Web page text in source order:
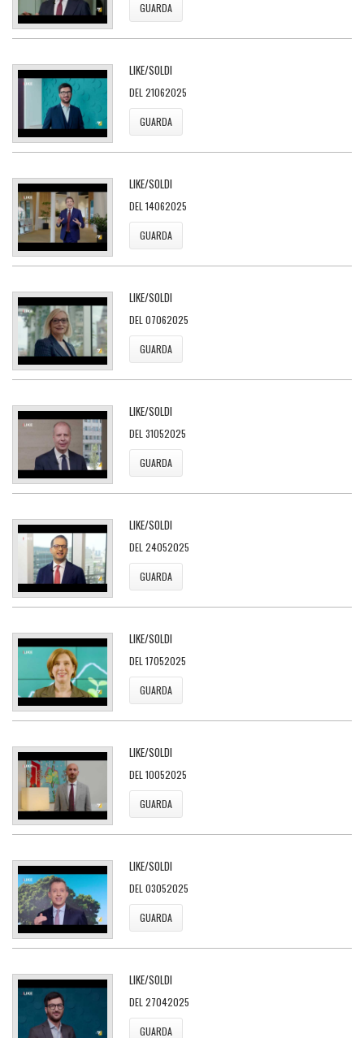
GUARDA
LIKE/SOLDI
DEL 21062025
GUARDA
LIKE/SOLDI
DEL 14062025
GUARDA
LIKE/SOLDI
DEL 07062025
GUARDA
LIKE/SOLDI
DEL 31052025
GUARDA
LIKE/SOLDI
DEL 24052025
GUARDA
LIKE/SOLDI
DEL 17052025
GUARDA
LIKE/SOLDI
DEL 10052025
GUARDA
LIKE/SOLDI
DEL 03052025
GUARDA
LIKE/SOLDI
DEL 27042025
GUARDA